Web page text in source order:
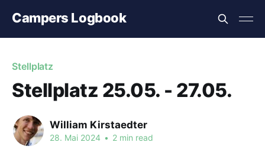
Campers Logbook
Stellplatz
Stellplatz 25.05. - 27.05.
William Kirstaedter
28. Mai 2024 • 2 min read